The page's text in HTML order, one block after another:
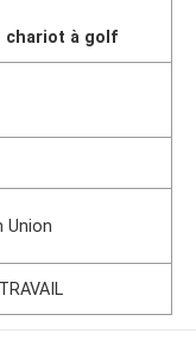
chariot à golf
Union